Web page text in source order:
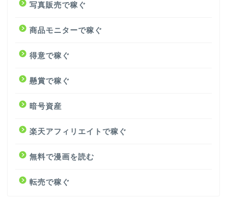
写真販売で稼ぐ
商品モニターで稼ぐ
得意で稼ぐ
懸賞で稼ぐ
暗号資産
楽天アフィリエイトで稼ぐ
無料で漫画を読む
転売で稼ぐ